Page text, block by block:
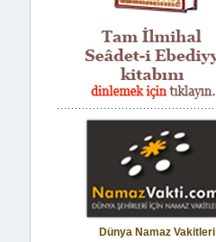
Dünya Namaz Vakitleri